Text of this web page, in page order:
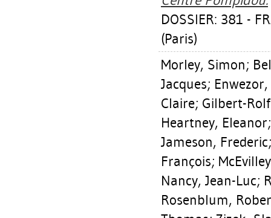
DOSSIER: 381 -
(Paris)
Morley, Simon;
Jacques;
Claire; Gilbert-
Heartney, Eleanor
Jameson, Frederic
François;
Nancy, Jean-Luc;
Rosenblum,